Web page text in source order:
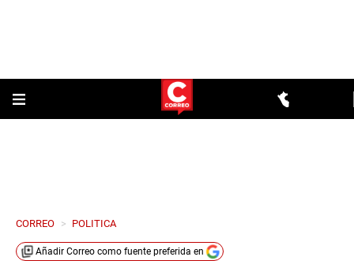
CORREO > POLITICA
Añadir Correo como fuente preferida en